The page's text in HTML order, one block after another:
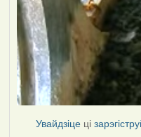
Увайдзіце ці